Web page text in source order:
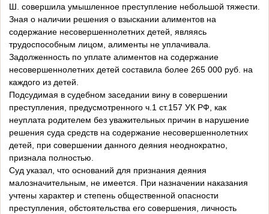
Ш. совершила умышленное преступление небольшой тяжести.
Зная о наличии решения о взыскании алиментов на
содержание несовершеннолетних детей, являясь
трудоспособным лицом, алименты не уплачивала.
Задолженность по уплате алиментов на содержание
несовершеннолетних детей составила более 265 000 руб. на
каждого из детей.
Подсудимая в судебном заседании вину в совершении
преступления, предусмотренного ч.1 ст.157 УК РФ, как
неуплата родителем без уважительных причин в нарушение
решения суда средств на содержание несовершеннолетних
детей, при совершении данного деяния неоднократно,
признала полностью.
Суд указал, что оснований для признания деяния
малозначительным, не имеется. При назначении наказания
учтены характер и степень общественной опасности
преступления, обстоятельства его совершения, личность